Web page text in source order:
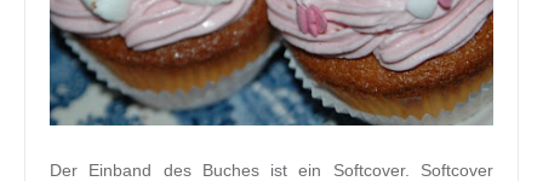
Der Einband des Buches ist ein Softcover. Softcover